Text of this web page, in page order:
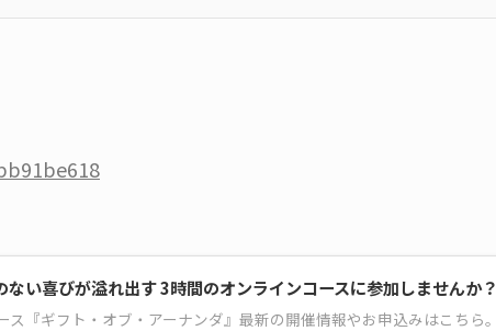
ない喜びが溢れ出す 3時間のオンラインコースに参加しませんか？
ス『ギフト・オブ・アーナンダ』最新の開催情報やお申込みはこちら。